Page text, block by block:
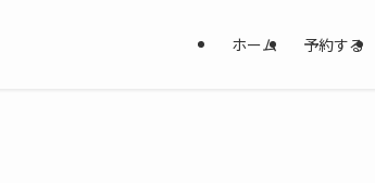
ホーム 予約する